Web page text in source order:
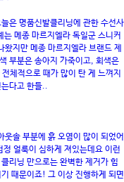
은 명품신발클리닝에 관한 수선사
메종 마르지엘라 독일군 스니커
지만 메종 마르지엘라 브랜드 제
부분은 송아지 가죽이고, 회색은
체적으로 때가 많이 탄 게 느껴지
다고 한들..
솔 부분에 흙 오염이 많이 되었어
얼룩이 심하게 져있는데요 이런
리닝 만으로는 완벽한 제거가 힘
때문이죠! 그 이상 진행하게 되면